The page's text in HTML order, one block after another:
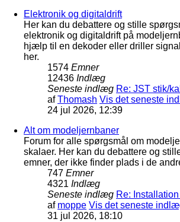
Elektronik og digitaldrift
Her kan du debattere og stille
elektronik og digitaldrift på
hjælp til en dekoder eller driller
her.
1574 Emner
12436 Indlæg
Seneste indlæg Re: JST stik/
afThomash Vis det seneste
24 jul 2026, 12:39
Alt om modeljernbaner
Forum for alle spørgsmål om
skalaer. Her kan du debattere og
emner, der ikke finder plads i de
747 Emner
4321 Indlæg
Seneste indlæg Re:
af moppe Vis det seneste
31 jul 2026, 18:10